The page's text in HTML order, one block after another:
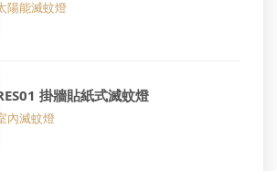
陽能滅蚊燈
掛牆貼紙式滅蚊燈
內滅蚊燈